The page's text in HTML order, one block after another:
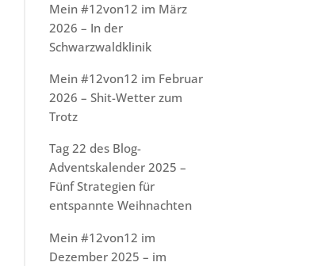
Mein #12von12 im März
2026 – In der
Schwarzwaldklinik
Mein #12von12 im Februar
2026 – Shit-Wetter zum
Trotz
Tag 22 des Blog-
Adventskalender 2025 –
Fünf Strategien für
entspannte Weihnachten
Mein #12von12 im
Dezember 2025 – im